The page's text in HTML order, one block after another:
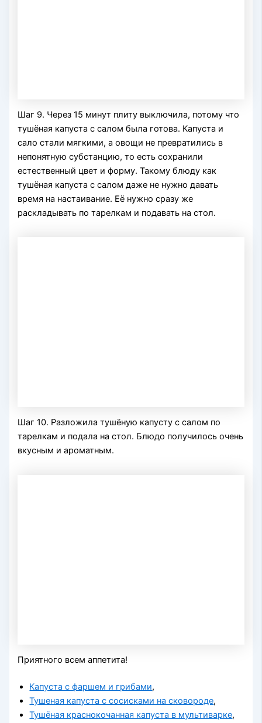
Шаг 9. Через 15 минут плиту выключила, потому что
тушёная капуста с салом была готова. Капуста и
сало стали мягкими, а овощи не превратились в
непонятную субстанцию, то есть сохранили
естественный цвет и форму. Такому блюду как
тушёная капуста с салом даже не нужно давать
время на настаивание. Её нужно сразу же
раскладывать по тарелкам и подавать на стол.
Шаг 10. Разложила тушёную капусту с салом по
тарелкам и подала на стол. Блюдо получилось очень
вкусным и ароматным.
Приятного всем аппетита!
Капуста с фаршем и грибами,
Тушеная капуста с сосисками на сковороде,
Тушёная краснокочанная капуста в мультиварке,